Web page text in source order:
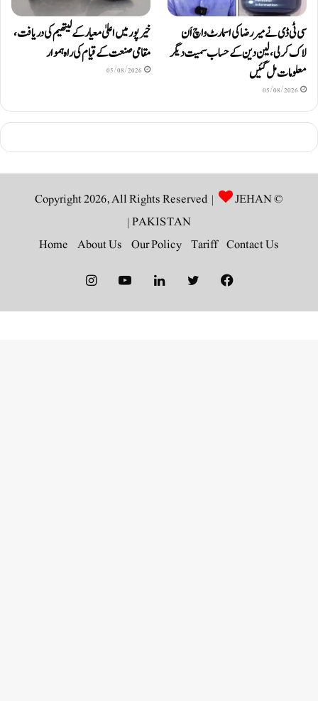
سی ٹی ڈی نے میر رضا کی اسمارٹ واچ اَن
لاک کرلی، لین دین کے حساب سمیت دیگر
معلومات مل گئیں
05/08/2026
خیرپور میں اعلیٰ معیار کے لیتھیم کی دریافت،
مقامی صنعت کے قیام کی راہ ہموار
05/08/2026
© Copyright 2026, All Rights Reserved |
JEHAN
PAKISTAN
|
Contact Us
Tariff
Our Policy
About Us
Home
Facebook
Twitter
LinkedIn
YouTube
Instagram